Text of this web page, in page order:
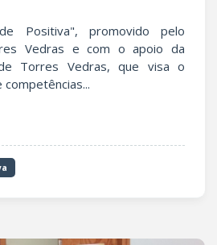
Positiva", promovido pelo
Vedras e com o apoio da
Torres Vedras, que visa o